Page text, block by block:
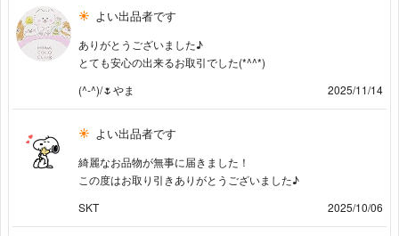
よい出品者です
ありがとうございました♪
とても安心の出来るお取引でした(*^^*)
(^-^)/🌷やま
2025/11/14
よい出品者です
綺麗なお品物が無事に届きました！
この度はお取り引きありがとうございました♪
SKT
2025/10/06